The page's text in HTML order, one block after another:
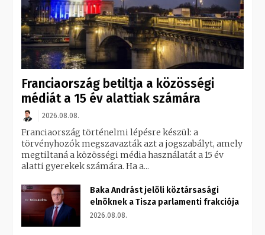
Franciaország betiltja a közösségi
médiát a 15 év alattiak számára
2026.08.08.
Franciaország történelmi lépésre készül: a
törvényhozók megszavazták azt a jogszabályt, amely
megtiltaná a közösségi média használatát a 15 év
alatti gyerekek számára. Ha a...
Baka Andrást jelöli köztársasági
elnöknek a Tisza parlamenti frakciója
2026.08.08.